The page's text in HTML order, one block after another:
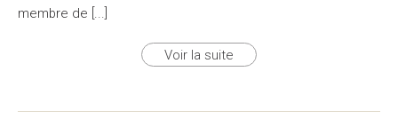
membre de [...]
Voir la suite